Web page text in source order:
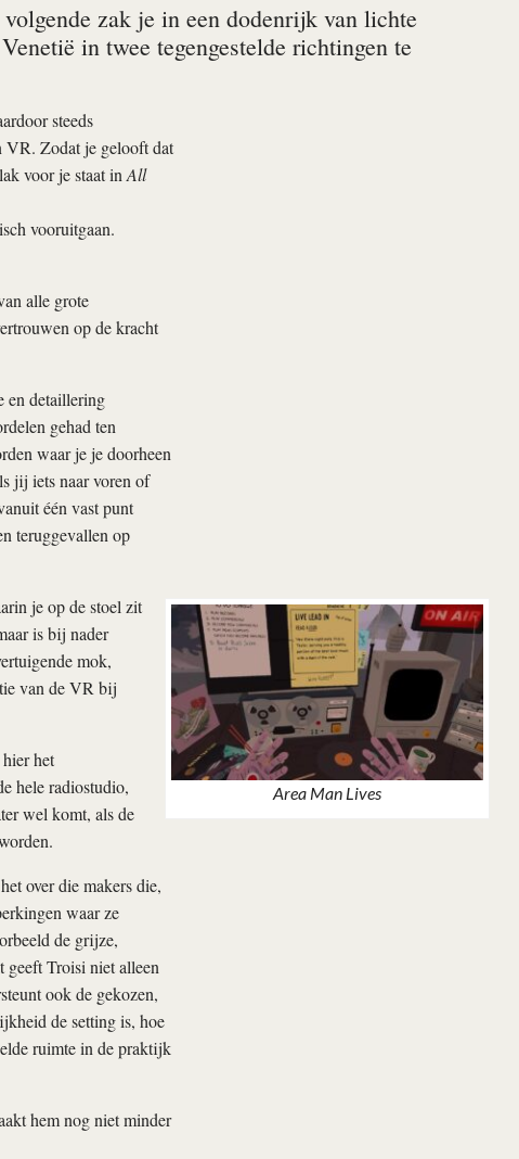
zak je in een dodenrijk van lichte
in twee tegengestelde richtingen te
steeds
VR. Zodat je gelooft dat
voor je staat in All
vooruitgaan.
alle grote
op de kracht
en detaillering
gehad ten
waar je je doorheen
jij iets naar voren of
één vast punt
teruggevallen op
Area Man Lives
je op de stoel zit
is bij nader
mok,
van de VR bij
het
hele radiostudio,
wel komt, als de
over die makers die,
waar ze
de grijze,
Troisi niet alleen
ook de gekozen,
de setting is, hoe
ruimte in de praktijk
hem nog niet minder